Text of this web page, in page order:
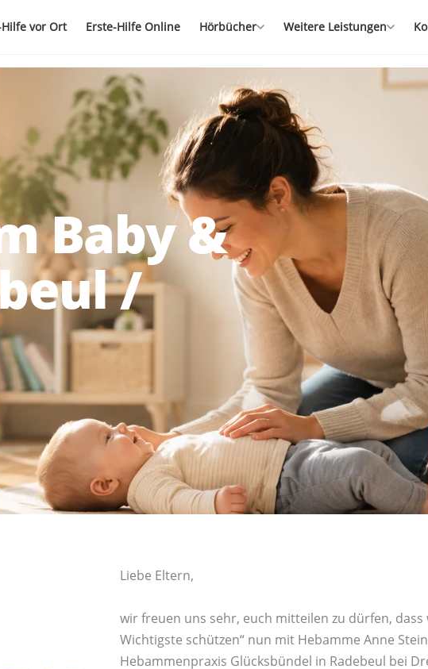
Hilfe vor Ort Erste-Hilfe Online Hörbücher Weitere Leistungen
Baby &
/
Liebe Eltern,
wir freuen uns sehr, euch mitteilen zu dürfen, dass
Wichtigste schützen“ nun mit Hebamme Anne
Hebammenpraxis Glücksbündel in Radebeul bei